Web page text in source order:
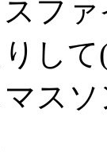
フ
して
ス